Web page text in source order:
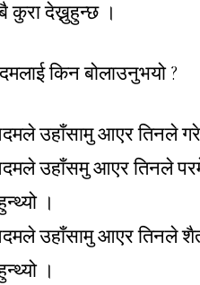
कुरा देख्नुहुन्छ ।
किन बोलाउनुभयो ?
उहाँसामु आएर तिनले
उहाँसमु आएर तिनले
।
उहाँसामु आएर तिनले
।